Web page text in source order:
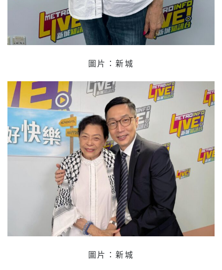
圖片：新城
圖片：新城